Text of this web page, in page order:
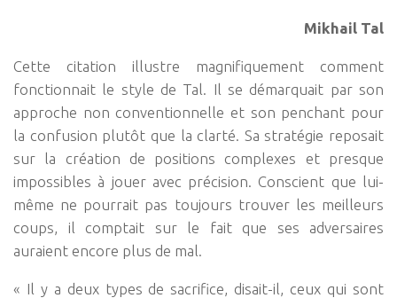
Mikhail Tal
Cette citation illustre magnifiquement comment
fonctionnait le style de Tal. Il se démarquait par son
approche non conventionnelle et son penchant pour
la confusion plutôt que la clarté. Sa stratégie reposait
sur la création de positions complexes et presque
impossibles à jouer avec précision. Conscient que lui-
même ne pourrait pas toujours trouver les meilleurs
coups, il comptait sur le fait que ses adversaires
auraient encore plus de mal.
« Il y a deux types de sacrifice, disait-il, ceux qui sont